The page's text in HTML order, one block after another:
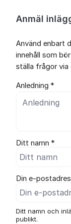
Anmäl
Använd enbart
innehåll som
ställa frågor
Anledning *
Ditt namn *
Din e-
Ditt namn och
publikt.